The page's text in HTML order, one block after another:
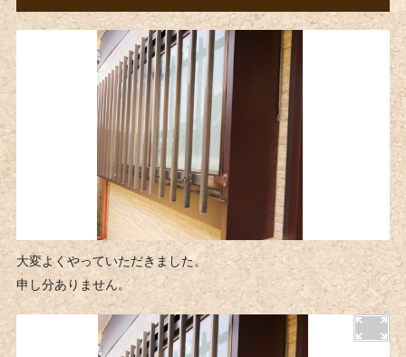
大変よくやっていただきました。
申し分ありません。